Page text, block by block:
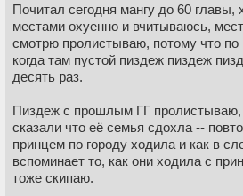
Почитал сегодня мангу до 60
местами охуенно и вчитываюсь,
смотрю пролистываю, потому что по
когда там пустой пиздеж пиздеж
десять раз.
Пиздеж с прошлым ГГ пролистываю,
сказали что её семья сдохла --
принцем по городу ходила и как в
вспоминает то, как они ходила с
тоже скипаю.